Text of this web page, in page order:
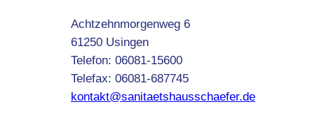
Achtzehnmorgenweg 6
61250 Usingen
Telefon: 06081-15600
Telefax: 06081-687745
kontakt@sanitaetshausschaefer.de